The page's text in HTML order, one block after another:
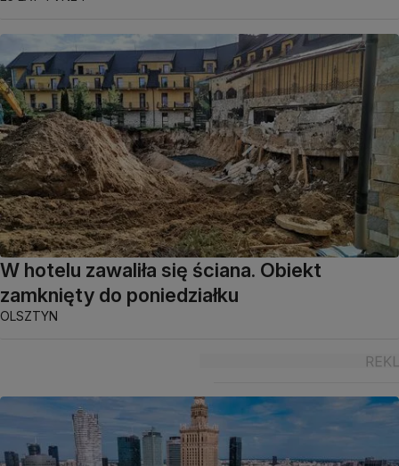
W hotelu zawaliła się ściana. Obiekt
zamknięty do poniedziałku
OLSZTYN